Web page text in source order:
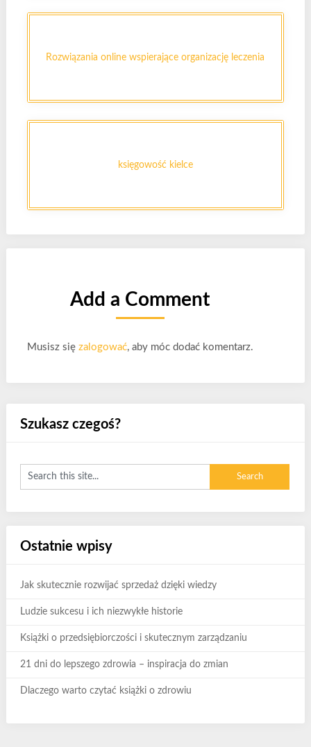
Rozwiązania online wspierające organizację leczenia
księgowość kielce
Add a Comment
Musisz się zalogować, aby móc dodać komentarz.
Szukasz czegoś?
Ostatnie wpisy
Jak skutecznie rozwijać sprzedaż dzięki wiedzy
Ludzie sukcesu i ich niezwykłe historie
Książki o przedsiębiorczości i skutecznym zarządzaniu
21 dni do lepszego zdrowia – inspiracja do zmian
Dlaczego warto czytać książki o zdrowiu